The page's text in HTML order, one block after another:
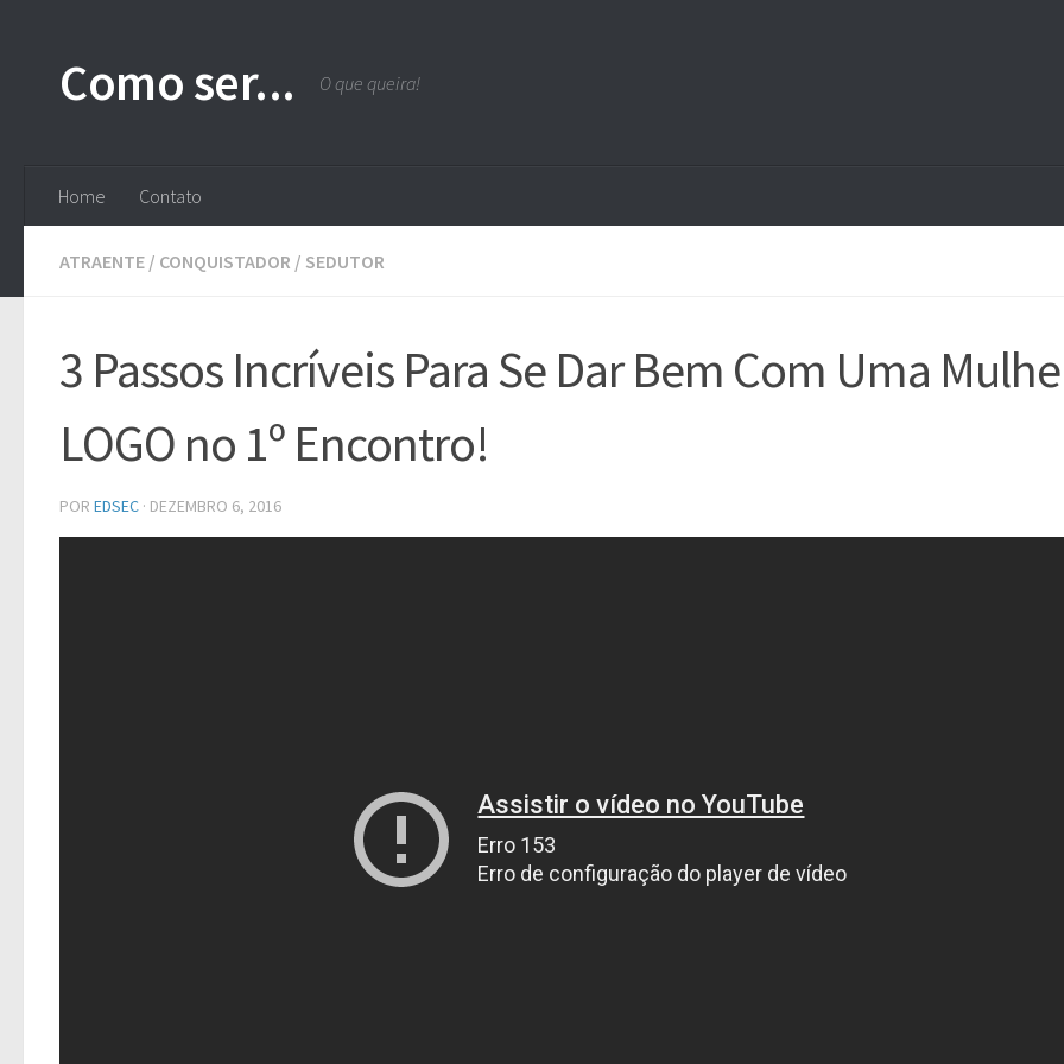
Como ser... O que queira!
Home Contato
ATRAENTE / CONQUISTADOR / SEDUTOR
3 Passos Incríveis Para Se Dar Bem Com Uma
LOGO no 1º Encontro!
POR EDSEC · DEZEMBRO 6, 2016